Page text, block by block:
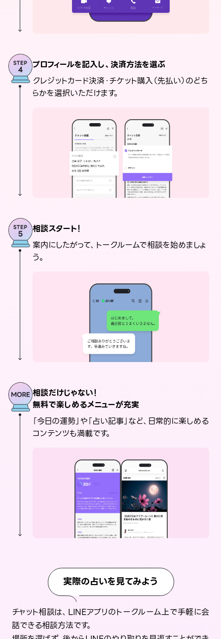
プロフィールを記入し、決済方法を選ぶ
クレジットカード決済・チケット購入（先払い）のどち
らかを選択いただけます。
相談スタート！
案内にしたがって、トークルームで相談を始めましょ
う。
相談だけじゃない！
無料で楽しめるメニューが充実
「今日の運勢」や「占い記事」など、日常的に楽しめる
コンテンツも満載です。
実際の占いを見てみよう
チャット相談は、LINEアプリのトークルーム上で手軽に会
話できる相談方法です。